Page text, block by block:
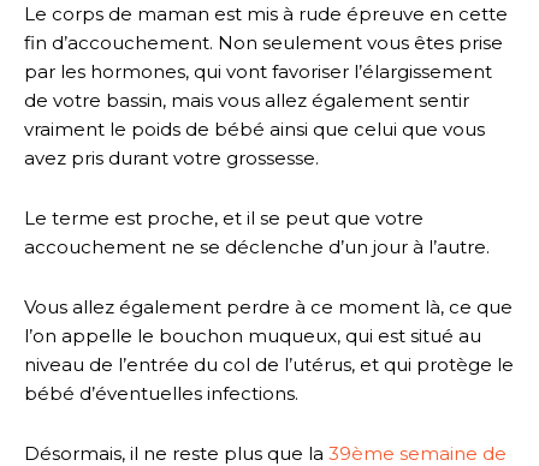
Le corps de maman est mis à rude épreuve en cette
fin d’accouchement. Non seulement vous êtes prise
par les hormones, qui vont favoriser l’élargissement
de votre bassin, mais vous allez également sentir
vraiment le poids de bébé ainsi que celui que vous
avez pris durant votre grossesse.
Le terme est proche, et il se peut que votre
accouchement ne se déclenche d’un jour à l’autre.
Vous allez également perdre à ce moment là, ce que
l’on appelle le bouchon muqueux, qui est situé au
niveau de l’entrée du col de l’utérus, et qui protège le
bébé d’éventuelles infections.
Désormais, il ne reste plus que la 39ème semaine de